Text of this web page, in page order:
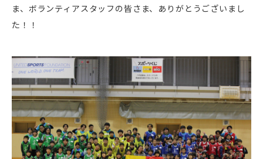
ま、ボランティアスタッフの皆さま、ありがとうございまし
た！！